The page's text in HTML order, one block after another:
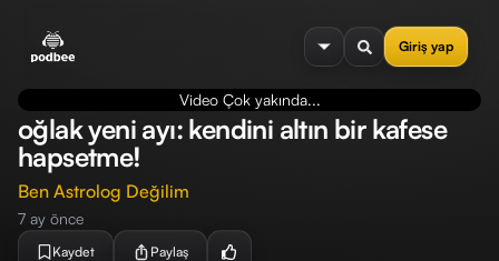
Giriş yap
menu
Video Çok yakında...
oğlak yeni ayı: kendini altın bir kafese
hapsetme!
Ben Astrolog Değilim
7 ay önce
Kaydet Paylaş